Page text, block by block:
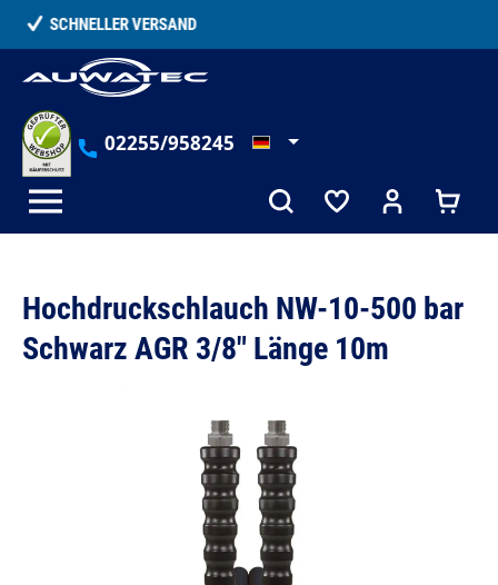
springen
02255/958245
Hochdruckschlauch NW-10-500 bar
Schwarz AGR 3/8" Länge 10m